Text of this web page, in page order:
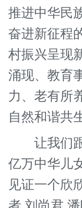
推进中华民
奋进新征程
村振兴呈现
涌现、教育
力、老有所
自然和谐共
让我们跟
亿万中华儿
见证一个欣